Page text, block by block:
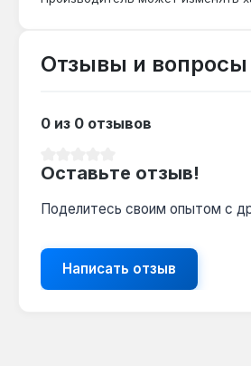
Отзывы и вопросы
0 из 0 отзывов
Оставьте отзыв!
Поделитесь своим опытом с
Написать отзыв